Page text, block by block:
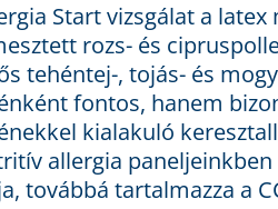
Start vizsgálat a
rozs- és
tehéntej-, tojás- és
fontos, hanem
kialakuló
allergia
továbbá tartalmazza a